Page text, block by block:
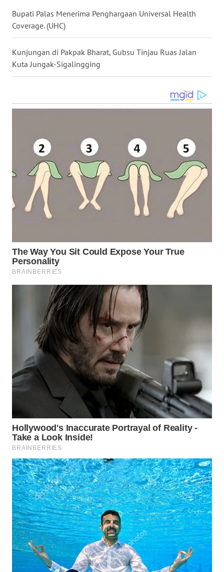
Bupati Palas Menerima Penghargaan Universal Health
Coverage. (UHC)
Kunjungan di Pakpak Bharat, Gubsu Tinjau Ruas Jalan
Kuta Jungak-Sigalingging
MALUKU
WN
MALUT
DAIRI
DANAU
TOBA
WN
NIAS
WN
TAPANULI
SELATAN
TANJUNG
LESUNG
KARO
WN
SIMALUNGUN
LABUHANBATU
WN
TAPANULI
TENGAH
WN DELI
SERDANG
WN
TEBING
TINGGI